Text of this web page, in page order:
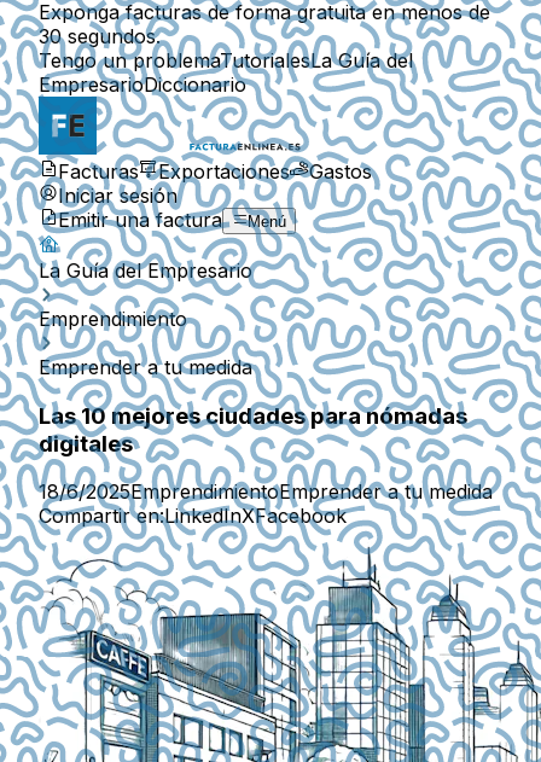
Exponga facturas de forma gratuita en menos de
30 segundos.
Tengo un problemaTutorialesLa Guía del
EmpresarioDiccionario
Facturas Exportaciones
Gastos
Iniciar sesión
Emitir una factura
Menú
La Guía del Empresario
Emprendimiento
Emprender a tu medida
Las 10 mejores ciudades para nómadas
digitales
18/6/2025EmprendimientoEmprender a tu medida
Compartir en:LinkedInXFacebook